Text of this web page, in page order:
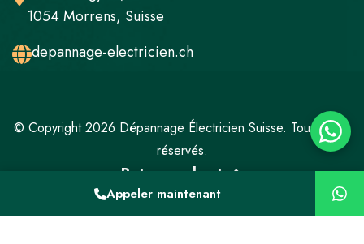
1054 Morrens, Suisse
depannage-electricien.ch
© Copyright 2026 Dépannage Électricien Suisse. Tous droits
réservés.
Retour en haut
Mentions légalesPolitique de confidentialité
Appeler maintenant